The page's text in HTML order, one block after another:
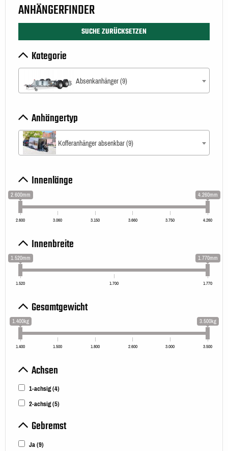
ANHÄNGERFINDER
SUCHE ZURÜCKSETZEN
Kategorie
Absenkanhänger (9)
Anhängertyp
Kofferanhänger absenkbar (9)
Innenlänge
2.600mm 4.260mm
2.600 3.060 3.150 3.660 3.750 4.260
Innenbreite
1.520mm 1.770mm
1.520 1.700 1.770
Gesamtgewicht
1.400kg 3.500kg
1.400 1.500 1.800 2.600 3.000 3.500
Achsen
1-achsig(4)
2-achsig(5)
Gebremst
Ja(9)